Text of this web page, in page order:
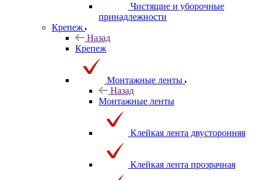
Чистящие и уборочные
принадлежности
Крепеж
Назад
Крепеж
Монтажные ленты
Назад
Монтажные ленты
Клейкая лента двусторонняя
Клейкая лента прозрачная